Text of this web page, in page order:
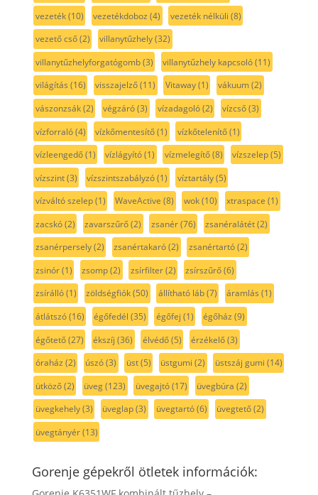
vezeték(10) vezetékdoboz (4) vezeték nélküli (8)
vezető cső(2) villanytűzhely(32)
villanytűzhelyforgatógomb(3) villanytűzhely kapcsoló(11)
világítás (16) visszajelző(11) Vitaway(1) vákuum(2)
vászonzsák(2) végzáró(3) vízadagoló(2) vízcső(3)
vízforraló(4) vízkőmentesítő(1) vízkőtelenítő(1)
vízleengedő(1) vízlágyító(1) vízmelegítő(8) vízszelep(5)
vízszint(3) vízszintszabályzó(1) víztartály(5)
vízváltó szelep(1) WaveActive (8) wok(10) xtraspace (1)
zacskó(2) zavarszűrő(2) zsanér(76) zsanéralátét(2)
zsanérpersely(2) zsanértakaró(2) zsanértartó(2)
zsinór(1) zsomp(2) zsírfilter(2) zsírszűrő(6)
zsírálló(1) zöldségfiók(50) állítható láb(7) áramlás (1)
átlátszó(16) égőfedél (35) égőfej (1) égőház (9)
égőtető(27) ékszíj (36) élvédő(5) érzékelő(3)
óraház (2) úszó(3) üst(5) üstgumi (2) üstszáj gumi (14)
ütköző(2) üveg(123) üvegajtó(17) üvegbúra (2)
üvegkehely(3) üveglap(3) üvegtartó(6) üvegtető(2)
üvegtányér(13)
Gorenje gépekről ötletek információk: